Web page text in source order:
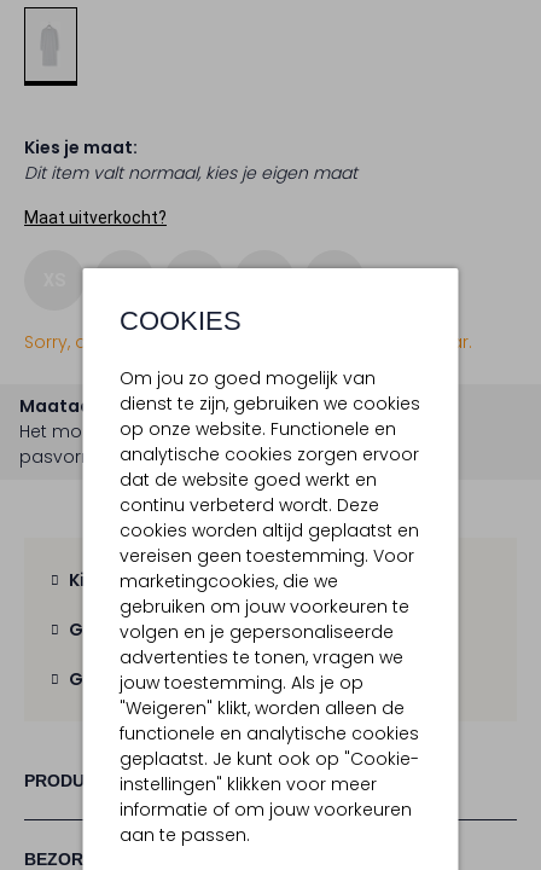
COOKIES
Om jou zo goed mogelijk van
dienst te zijn, gebruiken we cookies
op onze website. Functionele en
analytische cookies zorgen ervoor
dat de website goed werkt en
continu verbeterd wordt. Deze
cookies worden altijd geplaatst en
vereisen geen toestemming. Voor
marketingcookies, die we
gebruiken om jouw voorkeuren te
volgen en je gepersonaliseerde
advertenties te tonen, vragen we
jouw toestemming. Als je op
"Weigeren" klikt, worden alleen de
functionele en analytische cookies
geplaatst. Je kunt ook op "Cookie-
instellingen" klikken voor meer
informatie of om jouw voorkeuren
aan te passen.
Kies je maat:
Dit item valt normaal, kies je eigen maat
Maat uitverkocht?
Sorry, dit item is momenteel (nog) niet beschikbaar.
Maatadvies
Het model is 1 meter 70 lang en draagt maat S.
pasvorm islosvallend.
Kies zelf je bezorgmoment
Gratis verzending vanaf € 100,-
Gratis retourbinnen 30 dagen
PRODUCT INFORMATIE
BEZORGEN & RETOURNEREN